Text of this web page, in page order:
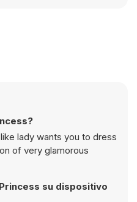
lady wants you to dress
of very glamorous
su dispositivo